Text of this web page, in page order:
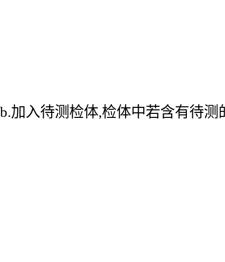
b.加入待测检体,检体中若含有待